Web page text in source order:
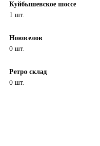
Куйбышевское шоссе
1 шт.
Новоселов
0 шт.
Ретро склад
0 шт.